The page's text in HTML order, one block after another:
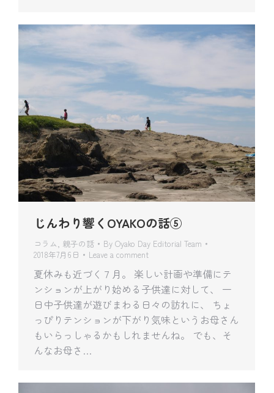
じんわり響くOYAKOの話⑤
コラム, 親子の話 By Oyako Day Editorial Team
2018年7月6日
Leave a comment
夏休みも近づく７月。 楽しい計画や準備にテ
ンションが上がり始める子供達に対して、 一
日中子供達が遊びまわる日々の訪れに、 ちょ
っぴりテンションが下がり気味というお母さん
もいらっしゃるかもしれませんね。 でも、そ
んなお母さ…